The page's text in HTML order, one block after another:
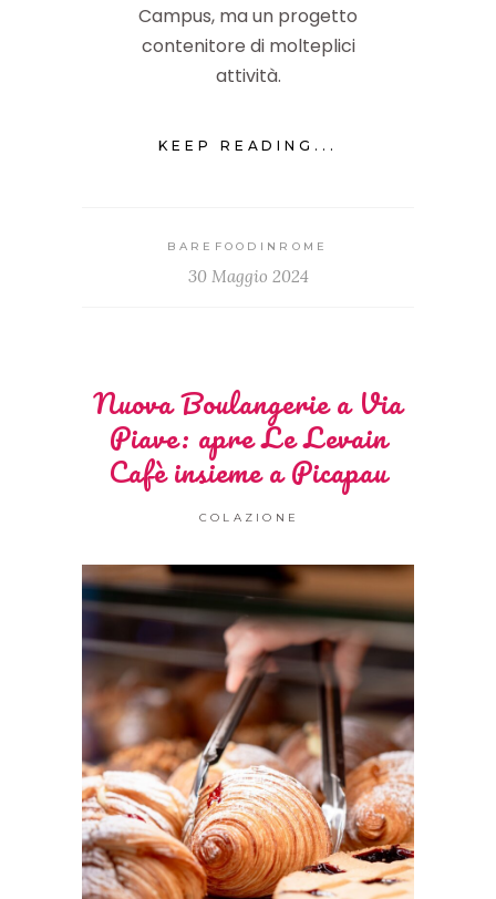
Campus, ma un progetto
contenitore di molteplici
attività.
KEEP READING...
BAREFOODINROME
30 Maggio 2024
Nuova Boulangerie a Via
Piave: apre Le Levain
Cafè insieme a Picapau
COLAZIONE